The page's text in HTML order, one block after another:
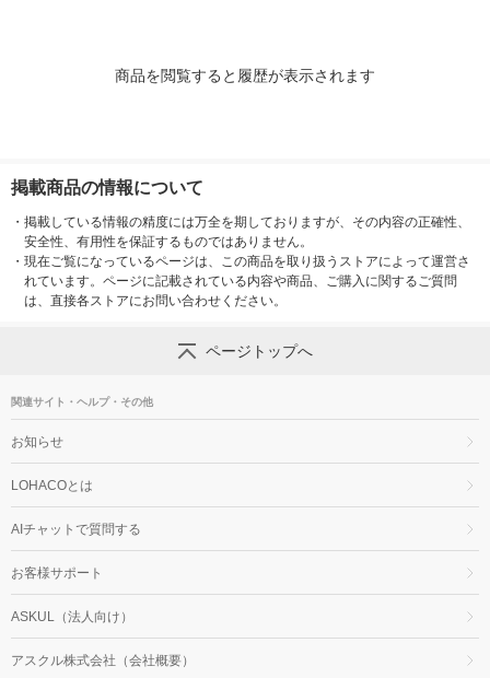
商品を閲覧すると履歴が表示されます
掲載商品の情報について
・ 掲載している情報の精度には万全を期しておりますが、その内容の正確性、
安全性、有用性を保証するものではありません。
・ 現在ご覧になっているページは、この商品を取り扱うストアによって運営さ
れています。ページに記載されている内容や商品、ご購入に関するご質問
は、直接各ストアにお問い合わせください。
ページトップへ
関連サイト・ヘルプ・その他
お知らせ
LOHACOとは
AIチャットで質問する
お客様サポート
ASKUL（法人向け）
アスクル株式会社（会社概要）